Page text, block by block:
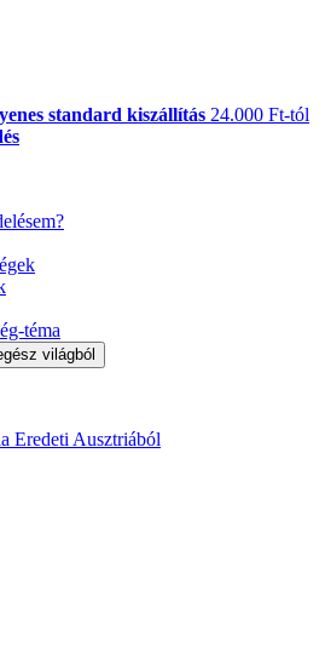
standard kiszállítás 24.000 Ft-tól
téma
Eredeti Ausztriából